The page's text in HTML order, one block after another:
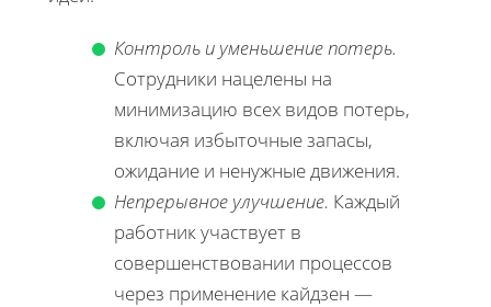
Контроль и уменьшение потерь.
Сотрудники нацелены на
минимизацию всех видов потерь,
включая избыточные запасы,
ожидание и ненужные движения.
Непрерывное улучшение. Каждый
работник участвует в
совершенствовании процессов
через применение кайдзен —